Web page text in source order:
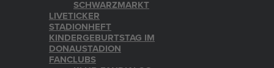
SCHWARZMARKT
LIVETICKER
STADIONHEFT
KINDERGEBURTSTAG IM
DONAUSTADION
FANCLUBS